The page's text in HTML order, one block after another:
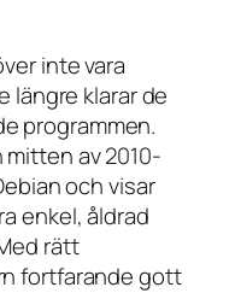
inte vara
längre klarar de
programmen.
mitten av 2010-
och visar
enkel, åldrad
rätt
fortfarande gott